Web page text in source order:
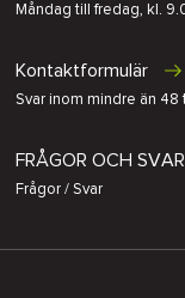
Måndag till fredag, kl.
Kontaktformulär
Svar inom mindre än 48
FRÅGOR OCH SVAR
Frågor / Svar